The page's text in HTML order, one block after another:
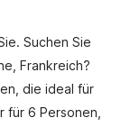
Suchen Sie
Frankreich?
die ideal für
für 6 Personen,